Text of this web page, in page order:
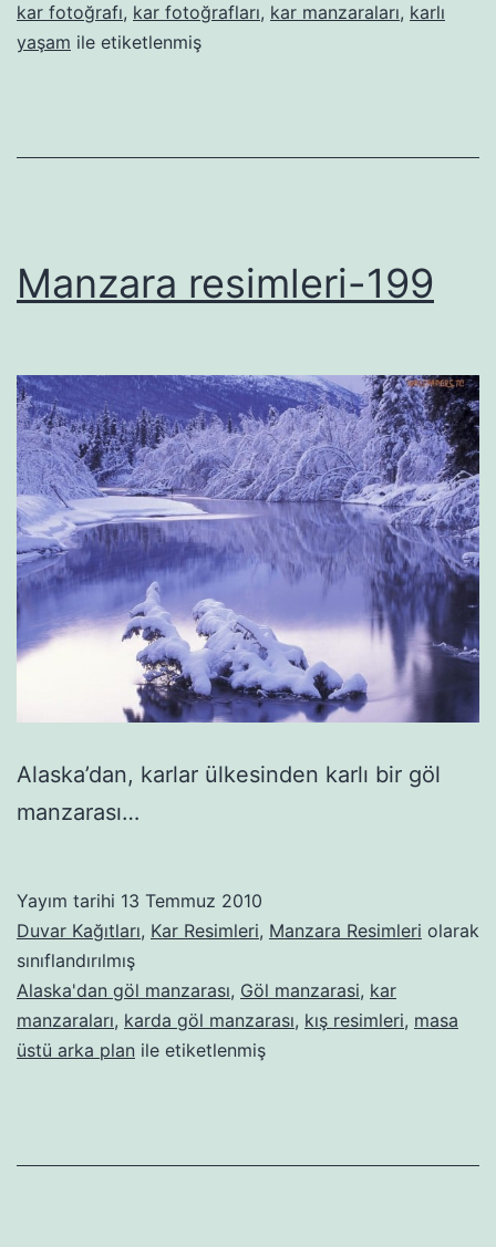
kar fotoğrafı, kar fotoğrafları, kar manzaraları, karlı
yaşam ile etiketlenmiş
Manzara resimleri-199
Alaska’dan, karlar ülkesinden karlı bir göl
manzarası…
Yayım tarihi 13 Temmuz 2010
Duvar Kağıtları, Kar Resimleri, Manzara Resimleri olarak
sınıflandırılmış
Alaska'dan göl manzarası, Göl manzarasi, kar
manzaraları, karda göl manzarası, kış resimleri, masa
üstü arka plan ile etiketlenmiş